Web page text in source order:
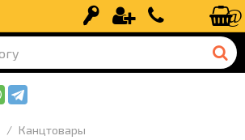
Вход Регистрация+7 (499) 110-
Канцтовары